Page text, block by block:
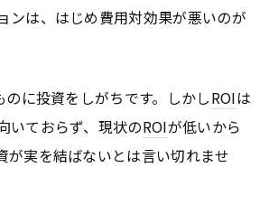
ンは、はじめ費用対効果が悪いのが
のに投資をしがちです。しかしROIは
いておらず、現状のROIが低いから
が実を結ばないとは言い切れませ